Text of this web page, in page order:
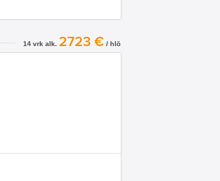
14 vrk alk. 2723 € / hlö